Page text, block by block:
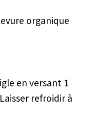
organique
en versant 1
refroidir à